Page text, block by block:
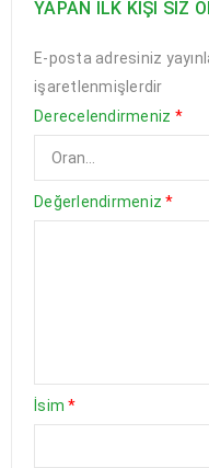
YAPAN ILK KIŞI SIZ
E-posta adresiniz
işaretlenmişlerdir
Derecelendirmeniz *
Değerlendirmeniz*
İsim*